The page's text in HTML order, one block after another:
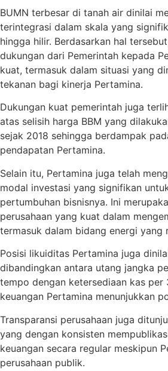
BUMN terbesar di tanah air dinilai
terintegrasi dalam skala yang
hingga hilir. Berdasarkan hal
dukungan dari Pemerintah kepada
kuat, termasuk dalam situasi yang
tekanan bagi kinerja Pertamina.
Dukungan kuat pemerintah juga
atas selisih harga BBM yang
sejak 2018 sehingga berdampak
pendapatan Pertamina.
Selain itu, Pertamina juga telah
modal investasi yang signifikan
pertumbuhan bisnisnya. Ini
perusahaan yang kuat dalam
termasuk dalam bidang energi yang
Posisi likuiditas Pertamina juga
dibandingkan antara utang jangka
tempo dengan ketersediaan kas per
keuangan Pertamina menunjukkan
Transparansi perusahaan juga
yang dengan konsisten
keuangan secara regular meskipun
perusahaan publik.